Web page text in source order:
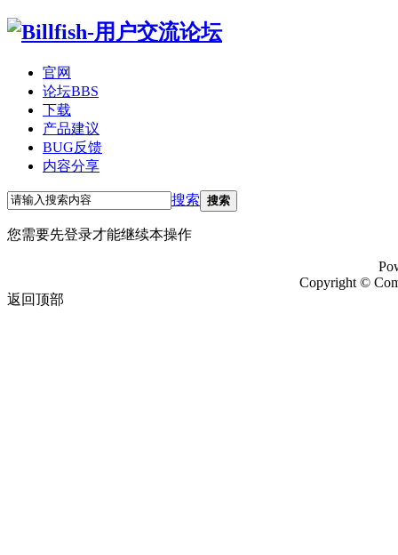
官网
论坛BBS
下载
产品建议
BUG反馈
内容分享
搜索 搜索
您需要先登录才能继续本操作
Copyright ©
返回顶部